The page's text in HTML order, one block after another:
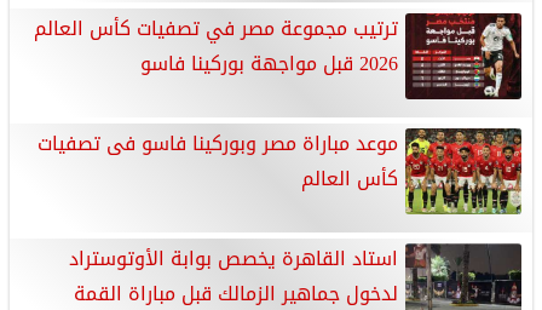
ترتيب مجموعة مصر في تصفيات كأس العالم
2026 قبل مواجهة بوركينا فاسو
موعد مباراة مصر وبوركينا فاسو فى تصفيات
كأس العالم
استاد القاهرة يخصص بوابة الأوتوستراد
لدخول جماهير الزمالك قبل مباراة القمة